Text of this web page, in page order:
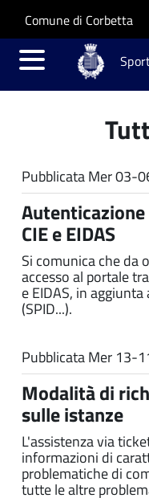
Salta al
Skip to site
Comune di Corbetta
PubblicataMer 03-
CIE e EIDAS
Si comunica che da
accesso al portale
e EIDAS, in
(SPID...).
PubblicataMer 13-
Modalità di
sulle istanze
L'assistenza via
informazioni di
problematiche di
tutte le altre